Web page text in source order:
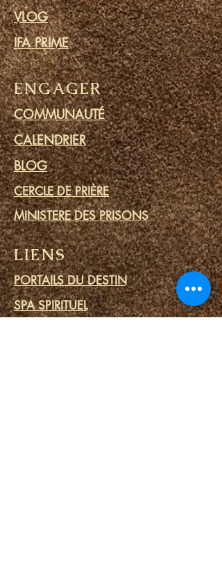
VLOG
IFA PRIME
ENGAGER
COMMUNAUTÉ
CALENDRIER
BLOG
CERCLE DE PRIÈRE
MINISTERE DES PRISONS
LIENS
PORTAILS DU DESTIN
SPA SPIRITUEL